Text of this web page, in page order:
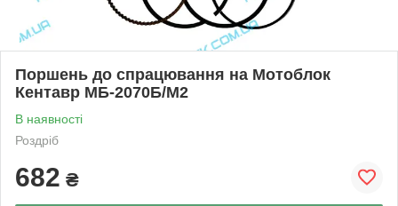
Поршень до спрацювання на Мотоблок
Кентавр МБ-2070Б/М2
В наявності
Роздріб
682 ₴